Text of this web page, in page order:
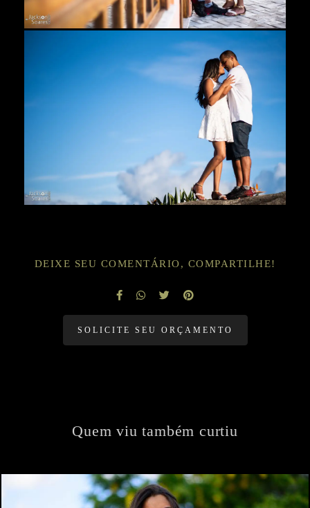
DEIXE SEU COMENTÁRIO, COMPARTILHE!
SOLICITE SEU ORÇAMENTO
Quem viu também curtiu